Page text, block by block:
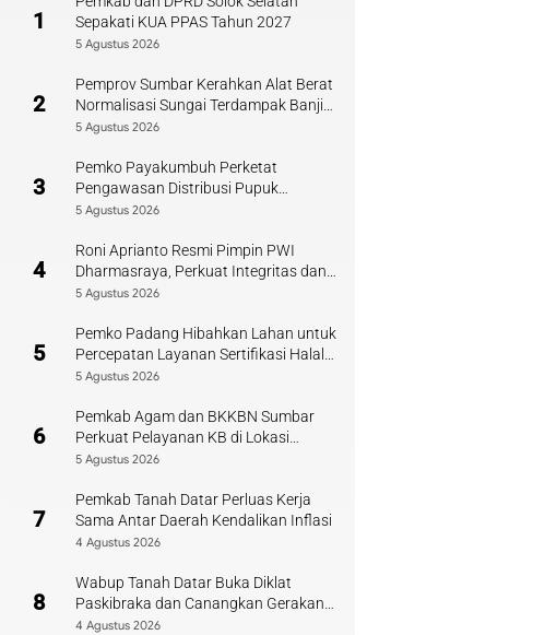
1
Sepakati KUA PPAS Tahun 2027
5 Agustus 2026
2
Pemprov Sumbar Kerahkan Alat Berat
Normalisasi Sungai Terdampak Banjir
Kuranji
5 Agustus 2026
3
Pemko Payakumbuh Perketat
Pengawasan Distribusi Pupuk
Bersubsidi bagi Petani Lokal
5 Agustus 2026
4
Roni Aprianto Resmi Pimpin PWI
Dharmasraya, Perkuat Integritas dan
Kompetensi Jurnalis
5 Agustus 2026
5
Pemko Padang Hibahkan Lahan untuk
Percepatan Layanan Sertifikasi Halal
di Sumbar
5 Agustus 2026
6
Pemkab Agam dan BKKBN Sumbar
Perkuat Pelayanan KB di Lokasi
Bencana
5 Agustus 2026
7
Pemkab Tanah Datar Perluas Kerja
Sama Antar Daerah Kendalikan Inflasi
4 Agustus 2026
8
Wabup Tanah Datar Buka Diklat
Paskibraka dan Canangkan Gerakan
Bendera
4 Agustus 2026